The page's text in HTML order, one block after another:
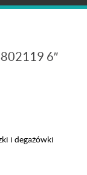
6″
i degażówki